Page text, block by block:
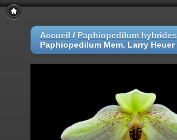
Accueil / Paphiopedilum hybrides
Paphiopedilum Mem. Larry Heuer